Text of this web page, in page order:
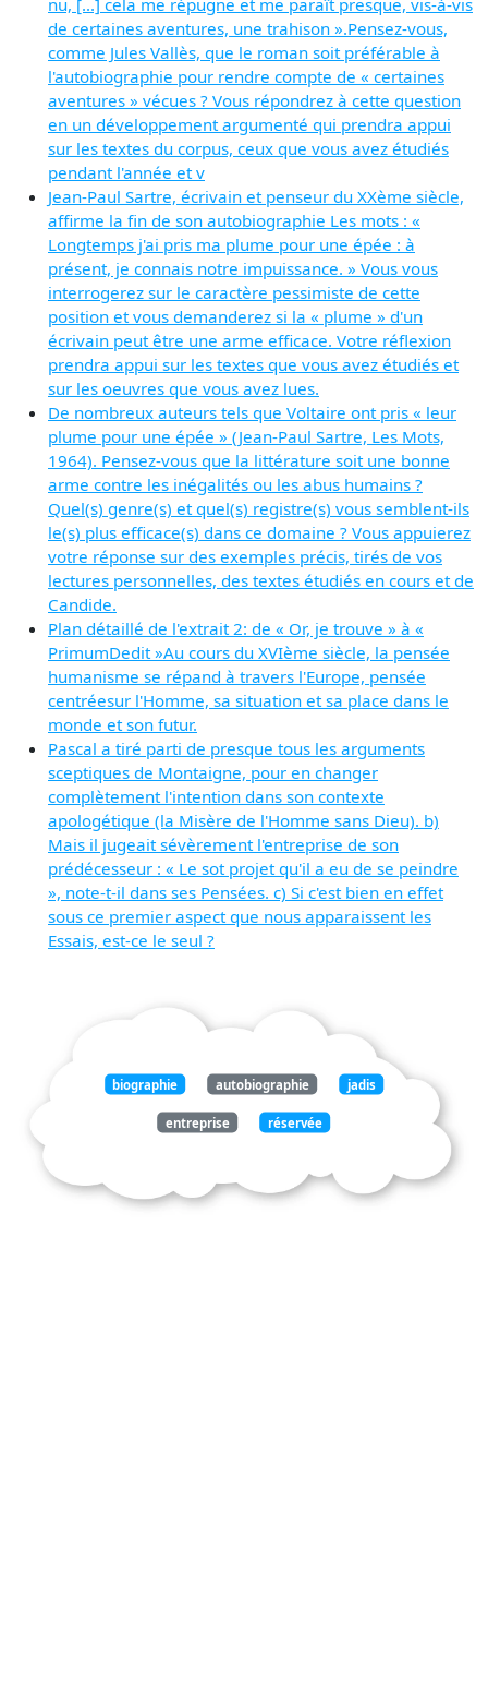
de certaines aventures, une trahison ».Pensez-vous,
comme Jules Vallès, que le roman soit préférable à
l'autobiographie pour rendre compte de « certaines
aventures » vécues ? Vous répondrez à cette question
en un développement argumenté qui prendra appui
sur les textes du corpus, ceux que vous avez étudiés
pendant l'année et v
Jean-Paul Sartre, écrivain et penseur du XXème siècle,
affirme la fin de son autobiographie Les mots : «
Longtemps j'ai pris ma plume pour une épée : à
présent, je connais notre impuissance. » Vous vous
interrogerez sur le caractère pessimiste de cette
position et vous demanderez si la « plume » d'un
écrivain peut être une arme efficace. Votre réflexion
prendra appui sur les textes que vous avez étudiés et
sur les oeuvres que vous avez lues.
De nombreux auteurs tels que Voltaire ont pris « leur
plume pour une épée » (Jean-Paul Sartre, Les Mots,
1964). Pensez-vous que la littérature soit une bonne
arme contre les inégalités ou les abus humains ?
Quel(s) genre(s) et quel(s) registre(s) vous semblent-ils
le(s) plus efficace(s) dans ce domaine ? Vous appuierez
votre réponse sur des exemples précis, tirés de vos
lectures personnelles, des textes étudiés en cours et de
Candide.
Plan détaillé de l'extrait 2: de « Or, je trouve » à «
PrimumDedit »Au cours du XVIème siècle, la pensée
humanisme se répand à travers l'Europe, pensée
centréesur l'Homme, sa situation et sa place dans le
monde et son futur.
Pascal a tiré parti de presque tous les arguments
sceptiques de Montaigne, pour en changer
complètement l'intention dans son contexte
apologétique (la Misère de l'Homme sans Dieu). b)
Mais il jugeait sévèrement l'entreprise de son
prédécesseur : « Le sot projet qu'il a eu de se peindre
», note-t-il dans ses Pensées. c) Si c'est bien en effet
sous ce premier aspect que nous apparaissent les
Essais, est-ce le seul ?
biographie autobiographie jadis
entreprise réservée
années exclusivité élargie